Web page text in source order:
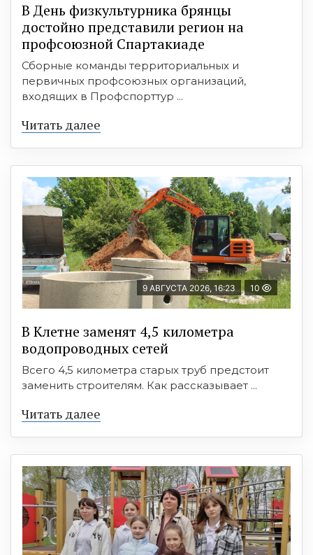
В День физкультурника брянцы
достойно представили регион на
профсоюзной Спартакиаде
Сборные команды территориальных и
первичных профсоюзных организаций,
входящих в Профспорттур ...
Читать далее
9 АВГУСТА 2026, 16:23 10
В Клетне заменят 4,5 километра
водопроводных сетей
Всего 4,5 километра старых труб предстоит
заменить строителям. Как рассказывает ...
Читать далее